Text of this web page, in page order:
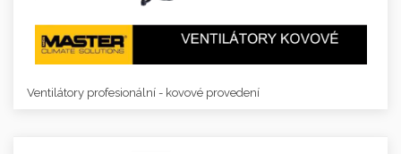
Ventilátory profesionální - kovové provedení